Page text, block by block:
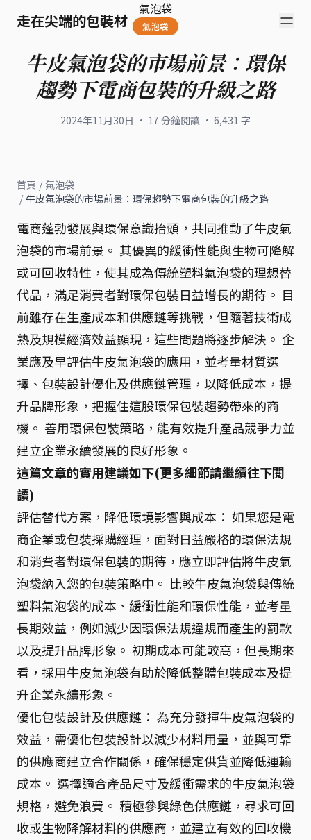
走在尖端的包裝材
氣泡袋
氣泡袋
牛皮氣泡袋的市場前景：環保
趨勢下電商包裝的升級之路
2024年11月30日 · 17 分鐘閱讀 · 6,431 字
首頁 / 氣泡袋
/ 牛皮氣泡袋的市場前景：環保趨勢下電商包裝的升級之路
電商蓬勃發展與環保意識抬頭，共同推動了牛皮氣
泡袋的市場前景。 其優異的緩衝性能與生物可降解
或可回收特性，使其成為傳統塑料氣泡袋的理想替
代品，滿足消費者對環保包裝日益增長的期待。 目
前雖存在生產成本和供應鏈等挑戰，但隨著技術成
熟及規模經濟效益顯現，這些問題將逐步解決。 企
業應及早評估牛皮氣泡袋的應用，並考量材質選
擇、包裝設計優化及供應鏈管理，以降低成本，提
升品牌形象，把握住這股環保包裝趨勢帶來的商
機。 善用環保包裝策略，能有效提升產品競爭力並
建立企業永續發展的良好形象。
這篇文章的實用建議如下(更多細節請繼續往下閱
讀)
評估替代方案，降低環境影響與成本： 如果您是電
商企業或包裝採購經理，面對日益嚴格的環保法規
和消費者對環保包裝的期待，應立即評估將牛皮氣
泡袋納入您的包裝策略中。 比較牛皮氣泡袋與傳統
塑料氣泡袋的成本、緩衝性能和環保性能，並考量
長期效益，例如減少因環保法規違規而產生的罰款
以及提升品牌形象。 初期成本可能較高，但長期來
看，採用牛皮氣泡袋有助於降低整體包裝成本及提
升企業永續形象。
優化包裝設計及供應鏈： 為充分發揮牛皮氣泡袋的
效益，需優化包裝設計以減少材料用量，並與可靠
的供應商建立合作關係，確保穩定供貨並降低運輸
成本。 選擇適合產品尺寸及緩衝需求的牛皮氣泡袋
規格，避免浪費。 積極參與綠色供應鏈，尋求可回
收或生物降解材料的供應商，並建立有效的回收機